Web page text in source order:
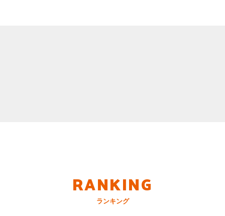
RANKING
ランキング